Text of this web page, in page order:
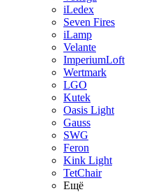
iLedex
Seven Fires
iLamp
Velante
ImperiumLoft
Wertmark
LGO
Kutek
Oasis Light
Gauss
SWG
Feron
Kink Light
TetСhair
Ещё